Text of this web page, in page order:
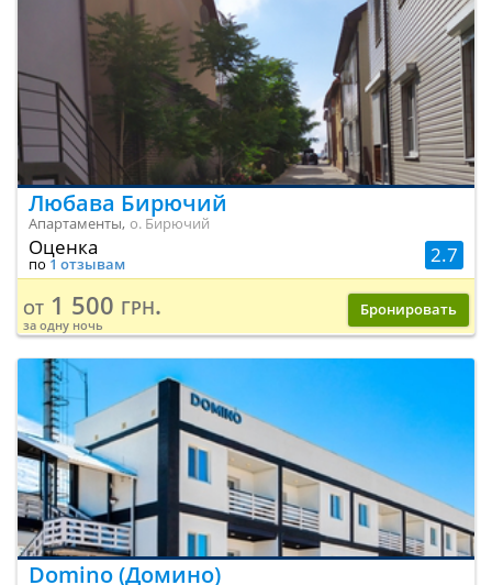
Любава Бирючий
Апартаменты, о. Бирючий
2.7
Оценка
по 1 отзывам
от 1 500 грн.
за одну ночь
Бронировать
Domino (Домино)